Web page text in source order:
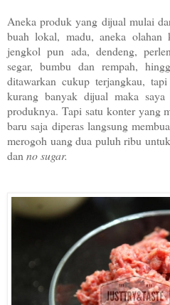
Aneka produk yang dijual mulai
buah lokal, madu, aneka
jengkol pun ada, dendeng,
segar, bumbu dan rempah,
ditawarkan cukup terjangkau,
kurang banyak dijual maka
produknya. Tapi satu konter yang
baru saja diperas langsung
merogoh uang dua puluh ribu
danno sugar.